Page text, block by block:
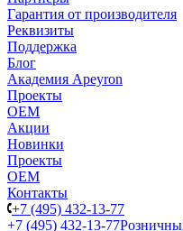
Гарантия от производителя
Реквизиты
Поддержка
Блог
Академия Apeyron
Проекты
ОЕМ
Акции
Новинки
Проекты
ОЕМ
Контакты
+7 (495) 432-13-77
+7 (495) 432-13-77